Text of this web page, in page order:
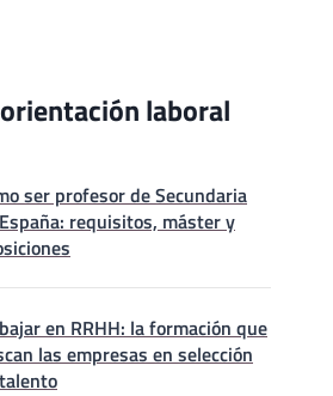
laboral
ser profesor de Secundaria
requisitos, máster y
en RRHH: la formación que
las empresas en selección